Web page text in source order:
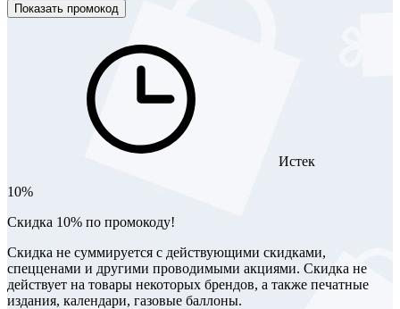
Показать промокод
Истек
10%
Скидка 10% по промокоду!
Скидка не суммируется с действующими скидками,
спецценами и другими проводимыми акциями. Скидка не
действует на товары некоторых брендов, а также печатные
издания, календари, газовые баллоны.